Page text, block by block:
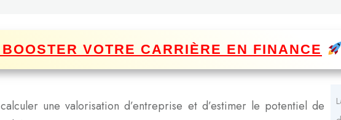
VOTRE CARRIÈRE EN FINANCE
une valorisation d’entreprise et d’estimer le potentiel de